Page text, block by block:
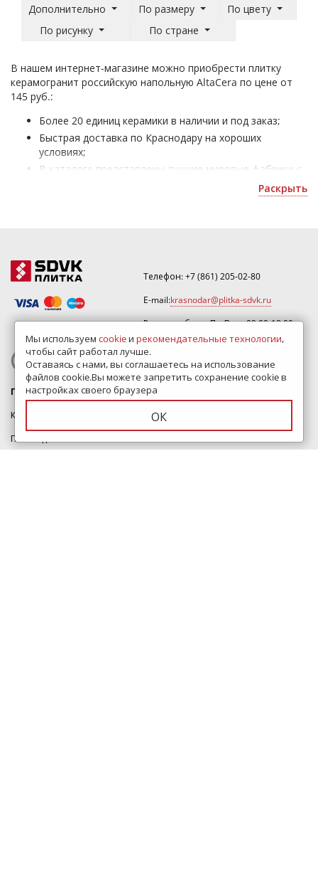
Дополнительно
По размеру
По цвету
По рисунку
По стране
В нашем интернет-магазине можно приобрести плитку
керамогранит российскую напольную AltaCera по цене от
145 руб.:
Более 20 единиц керамики в наличии и под заказ;
Быстрая доставка по Краснодару на хороших
условиях;
В каталоге представлены лучшие мировые фабрики с
Керамогранит для пола AltaCera Россия - для отделки
Раскрыть
Телефон:+7 (861) 205-02-80
E-mail:krasnodar@plitka-sdvk.ru
Режим работы: Пн-Вскр 09:00-18:00
Плитки
Каталог плитки
Плитка для ванной
Бренды
Kerama Marazzi
Мы используем cookieи рекомендательные технологии,
чтобы сайт работал лучше.
Оставаясь с нами, вы соглашаетесь на использование
файлов cookie.Вы можете запретить сохранение cookie в
настройках своего браузера
ОК